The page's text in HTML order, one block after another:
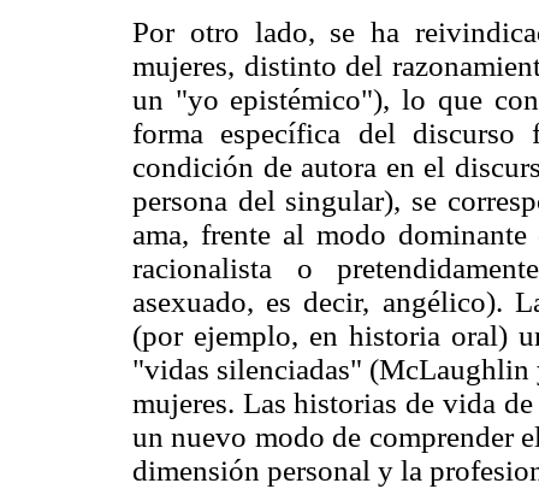
Por otro lado, se ha
mujeres, distinto del
un "yo epistémico"), lo que
forma específica del
condición de autora en el
persona del singular), se
ama, frente al modo
racionalista o
asexuado, es decir, angélico).
(por ejemplo, en historia oral)
"vidas silenciadas" (McLaughlin
mujeres. Las historias de vida
un nuevo modo de comprender
dimensión personal y la